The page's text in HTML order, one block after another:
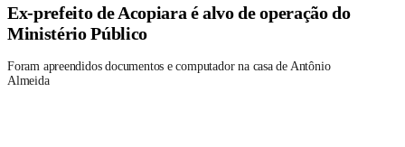
Ex-prefeito de Acopiara é alvo de operação do
Ministério Público
Foram apreendidos documentos e computador na casa de Antônio
Almeida